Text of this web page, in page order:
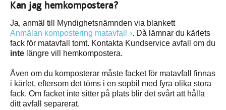
Kan jag hemkompostera?
Ja, anmäl till Myndighetsnämnden via blankett
Anmälan kompostering matavfall
. Då lämnar du kärlets
fack för matavfall tomt. Kontakta Kundservice avfall om du
inte längre vill hemkompostera.
Även om du komposterar måste facket för matavfall finnas
i kärlet, eftersom det töms i en sopbil med fyra olika stora
fack. Om facket inte sitter på plats blir det svårt att hålla
ditt avfall separerat.